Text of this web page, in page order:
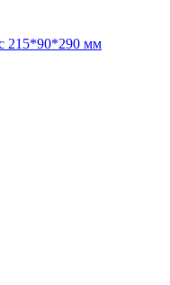
215*90*290 мм